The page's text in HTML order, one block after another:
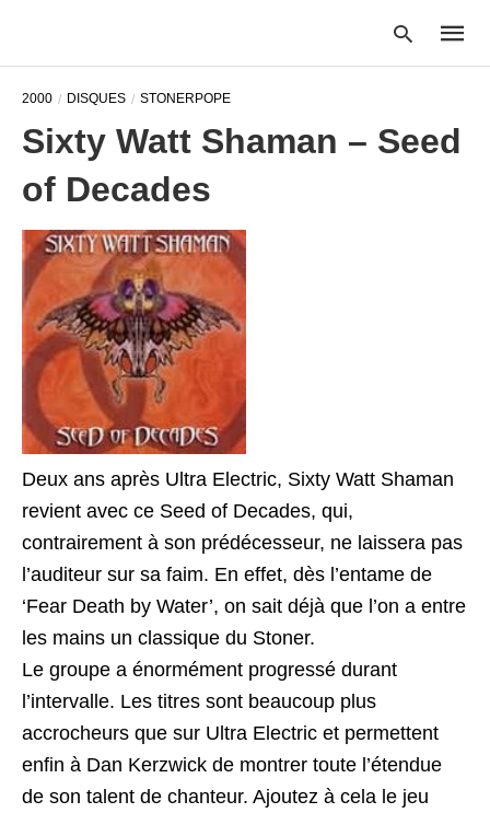
2000 DISQUES STONERPOPE
Sixty Watt Shaman – Seed
of Decades
Deux ans après Ultra Electric, Sixty Watt Shaman
revient avec ce Seed of Decades, qui,
contrairement à son prédécesseur, ne laissera pas
l’auditeur sur sa faim. En effet, dès l’entame de
‘Fear Death by Water’, on sait déjà que l’on a entre
les mains un classique du Stoner.
Le groupe a énormément progressé durant
l’intervalle. Les titres sont beaucoup plus
accrocheurs que sur Ultra Electric et permettent
enfin à Dan Kerzwick de montrer toute l’étendue
de son talent de chanteur. Ajoutez à cela le jeu